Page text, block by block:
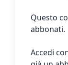
Questo
abbonati.
Accedi